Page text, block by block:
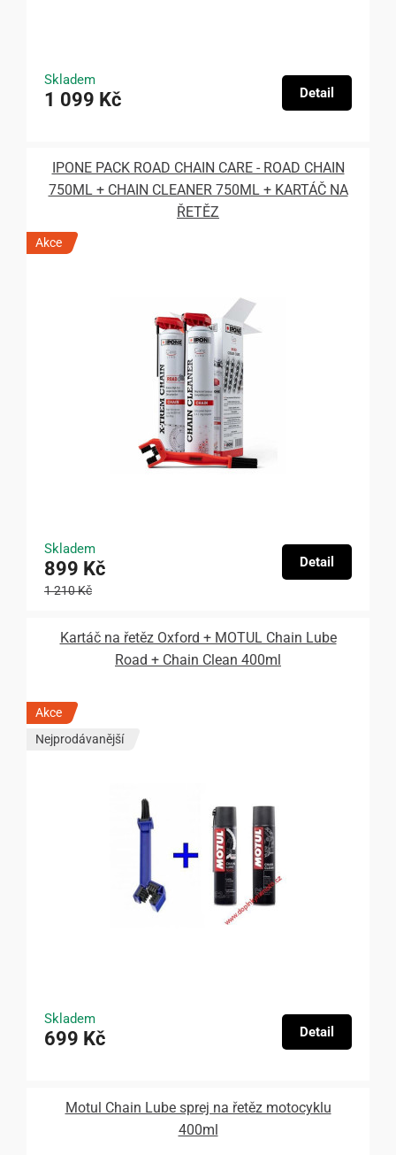
Skladem
1 099 Kč Detail
IPONE PACK ROAD CHAIN CARE - ROAD CHAIN
750ML + CHAIN CLEANER 750ML + KARTÁČ NA
ŘETĚZ
Akce
Skladem
899 Kč
1 210 Kč
Detail
Kartáč na řetěz Oxford + MOTUL Chain Lube
Road + Chain Clean 400ml
Akce
Nejprodávanější
Skladem
699 Kč Detail
Motul Chain Lube sprej na řetěz motocyklu
400ml